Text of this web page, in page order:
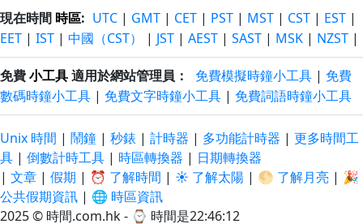
現在時間 時區: UTC | GMT | CET | PST | MST | CST | EST |
EET | IST | 中國（CST） | JST | AEST | SAST | MSK | NZST |
免費小工具適用於網站管理員： 免費模擬時鐘小工具 | 免費
數碼時鐘小工具 | 免費文字時鐘小工具 | 免費詞語時鐘小工具
Unix 時間 | 鬧鐘 | 秒錶 | 計時器 | 多功能計時器 | 更多時間工
具 | 倒數計時工具 | 時區轉換器 | 日期轉換器
| 文章 | 假期 | ⏰ 了解時間 | ☀️ 了解太陽 | 🌕 了解月亮 | 🎉
公共假期資訊 | 🌐 時區資訊
2025 © 時間.com.hk - ⌚ 時間是22:46:13